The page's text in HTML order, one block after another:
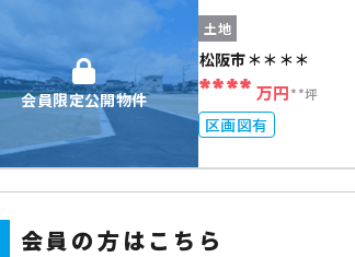
会員限定公開物件
土地
松阪市＊＊＊＊
**** 万円**坪
区画図有
会員の方はこちら